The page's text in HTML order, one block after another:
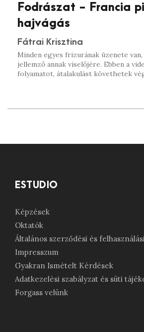
Fodrászat - Francia
hajvágás
Fátrai Krisztina
Minden egyes frizurának üzenete
jellemző annak viselőjére. Ebben a
folyamatot, átalakulást követhetek
ESTUDIO
Képzések
Oktatók
Általános szerződési és
Impresszum
Gyakran Ismételt Kérdések
Adatkezelési szabályzat és süti
Forgass velünk